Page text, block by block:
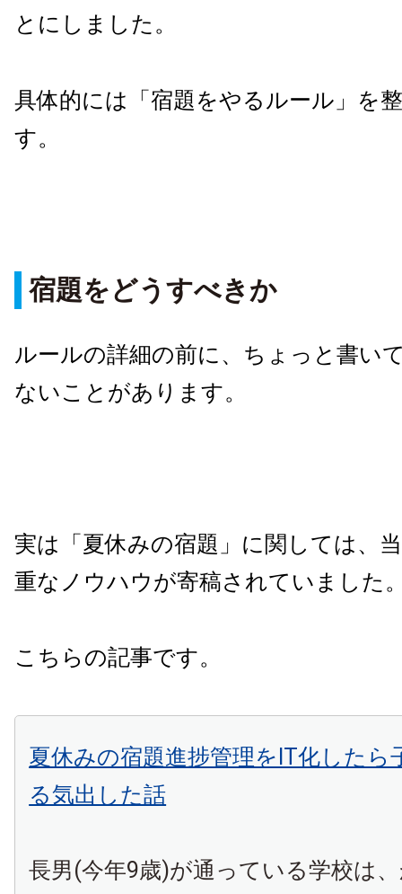
とにしました。
具体的には「宿題をやるルール」を
す。
宿題をどうすべきか
ルールの詳細の前に、ちょっと書い
ないことがあります。
実は「夏休みの宿題」に関しては、
重なノウハウが寄稿されていました
こちらの記事です。
夏休みの宿題進捗管理をIT化したら
る気出した話
長男(今年9歳)が通っている学校は